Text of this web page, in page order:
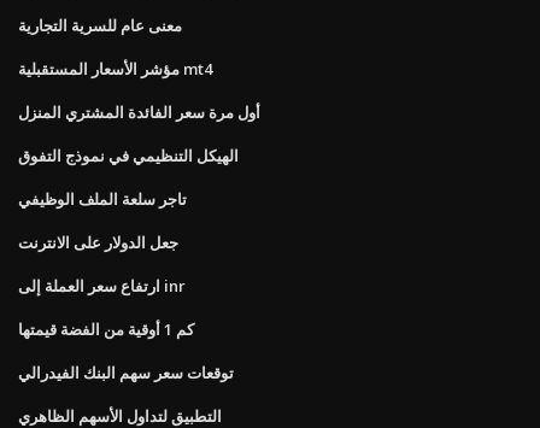
معنى عام للسرية التجارية
مؤشر الأسعار المستقبلية mt4
أول مرة سعر الفائدة المشتري المنزل
الهيكل التنظيمي في نموذج التفوق
تاجر سلعة الملف الوظيفي
جعل الدولار على الانترنت
ارتفاع سعر العملة إلى inr
كم 1 أوقية من الفضة قيمتها
توقعات سعر سهم البنك الفيدرالي
التطبيق لتداول الأسهم الظاهري